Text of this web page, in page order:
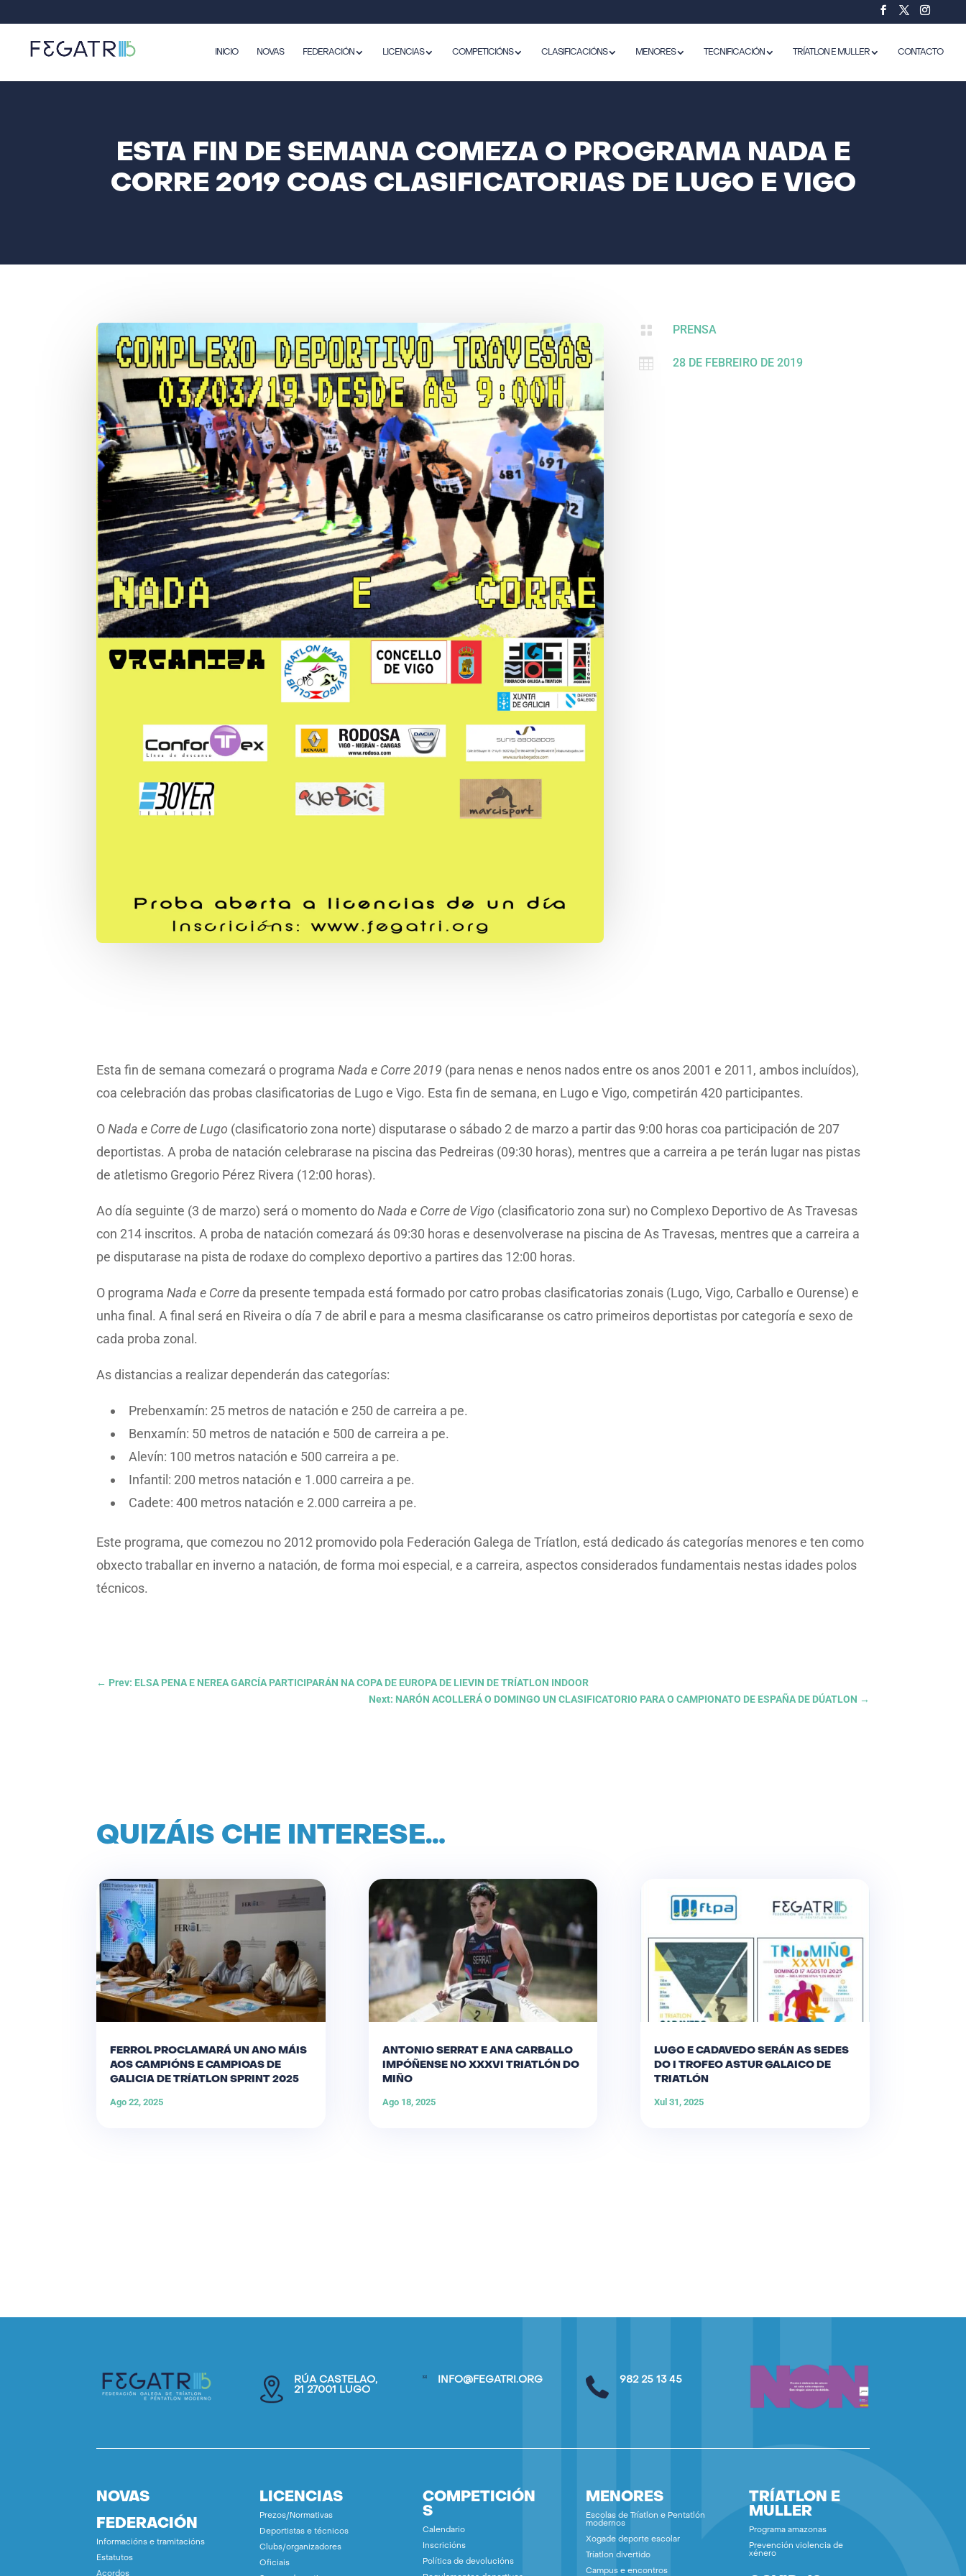
INICIO NOVAS FEDERACIÓN LICENCIAS COMPETICIÓNS CLASIFICACIÓNS MENORES TECNIFICACIÓN TRÍATLON E MULLER CONTACTO
ESTA FIN DE SEMANA COMEZA O PROGRAMA NADA E
CORRE 2019 COAS CLASIFICATORIAS DE LUGO E VIGO
 PRENSA
 28 DE FEBREIRO DE 2019
Esta fin de semana comezará o programaNada e Corre 2019 (para nenas e nenos nados entre os anos 2001 e 2011, ambos incluídos),
coa celebración das probas clasificatorias de Lugo e Vigo. Esta fin de semana, en Lugo e Vigo, competirán 420 participantes.
ONada e Corre de Lugo (clasificatorio zona norte) disputarase o sábado 2 de marzo a partir das 9:00 horas coa participación de 207
deportistas. A proba de natación celebrarase na piscina das Pedreiras (09:30 horas), mentres que a carreira a pe terán lugar nas pistas
de atletismo Gregorio Pérez Rivera (12:00 horas).
Ao día seguinte (3 de marzo) será o momento doNada e Corre de Vigo (clasificatorio zona sur) no Complexo Deportivo de As Travesas
con 214 inscritos. A proba de natación comezará ás 09:30 horas e desenvolverase na piscina de As Travesas, mentres que a carreira a
pe disputarase na pista de rodaxe do complexo deportivo a partires das 12:00 horas.
O programaNada e Corre da presente tempada está formado por catro probas clasificatorias zonais (Lugo, Vigo, Carballo e Ourense) e
unha final. A final será en Riveira o día 7 de abril e para a mesma clasificaranse os catro primeiros deportistas por categoría e sexo de
cada proba zonal.
As distancias a realizar dependerán das categorías:
Prebenxamín: 25 metros de natación e 250 de carreira a pe.
Benxamín: 50 metros de natación e 500 de carreira a pe.
Alevín: 100 metros natación e 500 carreira a pe.
Infantil: 200 metros natación e 1.000 carreira a pe.
Cadete: 400 metros natación e 2.000 carreira a pe.
Este programa, que comezou no 2012 promovido pola Federación Galega de Tríatlon, está dedicado ás categorías menores e ten como
obxecto traballar en inverno a natación, de forma moi especial, e a carreira, aspectos considerados fundamentais nestas idades polos
técnicos.
← Prev: ELSA PENA E NEREA GARCÍA PARTICIPARÁN NA COPA DE EUROPA DE LIEVIN DE TRÍATLON INDOOR
Next: NARÓN ACOLLERÁ O DOMINGO UN CLASIFICATORIO PARA O CAMPIONATO DE ESPAÑA DE DÚATLON →
QUIZÁIS CHE INTERESE…
FERROL PROCLAMARÁ UN ANO MÁIS
AOS CAMPIÓNS E CAMPIOAS DE
GALICIA DE TRÍATLON SPRINT 2025
Ago 22, 2025
ANTONIO SERRAT E ANA CARBALLO
IMPÓÑENSE NO XXXVI TRIATLÓN DO
MIÑO
Ago 18, 2025
LUGO E CADAVEDO SERÁN AS SEDES
DO I TROFEO ASTUR GALAICO DE
TRIATLÓN
Xul 31, 2025
RÚA CASTELAO,
21 27001 LUGO
INFO@FEGATRI.ORG 982 25 13 45
NOVAS
FEDERACIÓN
Informacións e tramitacións
Estatutos
Acordos
LICENCIAS
Prezos/Normativas
Deportistas e técnicos
Clubs/organizadores
Oficiais
COMPETICIÓN
S
Calendario
Inscricións
Política de devolucións
MENORES
Escolas de Tríatlon e Pentatlón
modernos
Xogade deporte escolar
Tríatlon divertido
Campus e encontros
TRÍATLON E
MULLER
Programa amazonas
Prevención violencia de
xénero